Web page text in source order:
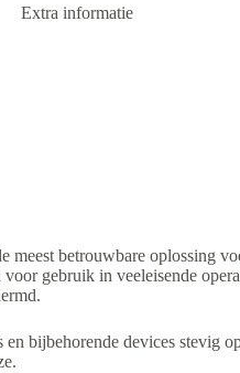
Extra informatie
betrouwbare oplossing
gebruik in veeleisende
bijbehorende devices stevig